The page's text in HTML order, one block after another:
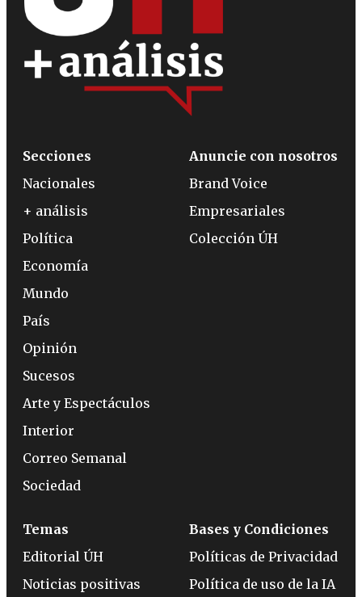
Secciones
Nacionales
+ análisis
Política
Economía
Mundo
País
Opinión
Sucesos
Arte y Espectáculos
Interior
Correo Semanal
Sociedad
Anuncie con nosotros
Brand Voice
Empresariales
Colección ÚH
Temas
Editorial ÚH
Noticias positivas
Bases y Condiciones
Políticas de Privacidad
Política de uso de la IA